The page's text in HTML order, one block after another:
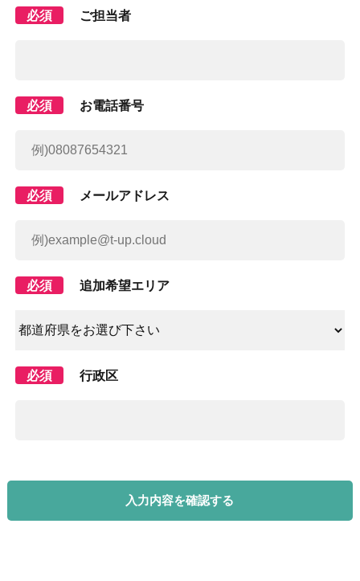
必須 ご担当者
必須 お電話番号
必須 メールアドレス
必須 追加希望エリア
必須 行政区
入力内容を確認する